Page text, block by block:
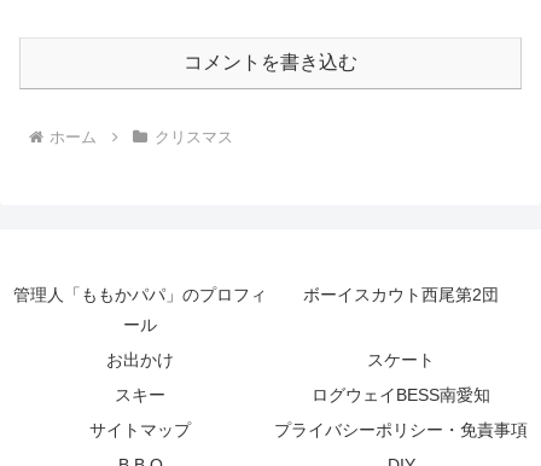
コメントを書き込む
ホーム クリスマス
管理人「ももかパパ」のプロフィ
ール
ボーイスカウト西尾第2団
お出かけ
スケート
スキー
ログウェイBESS南愛知
サイトマップ
プライバシーポリシー・免責事項